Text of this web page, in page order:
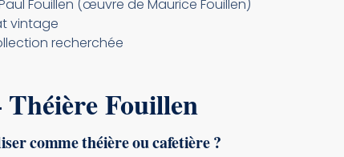
Fouillen (œuvre de Maurice Fouillen)
vintage
recherchée
Fouillen
comme théière ou cafetière ?